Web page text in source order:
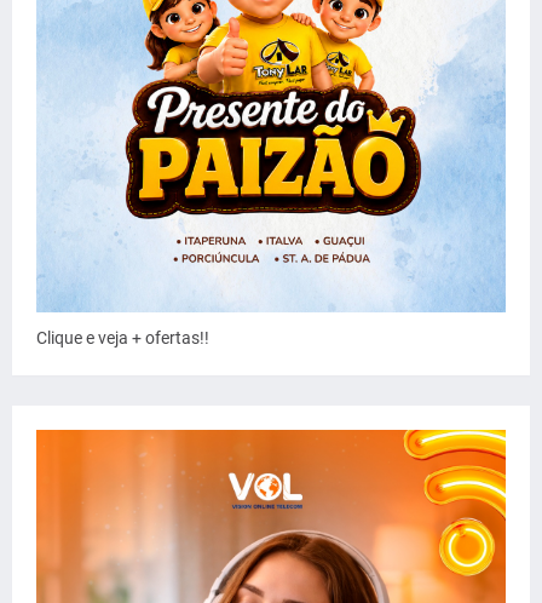
Clique e veja + ofertas!!